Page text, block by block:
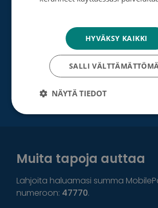
Tutustu testamenttilahjoitukseen
Suurlahjoitus
Yrityksille
Muita tapoja auttaa
Lahjoita haluamasi summa
numeroon: 47770.
HYVÄKSY KAIKKI
SALLI
NÄYTÄ TIEDOT